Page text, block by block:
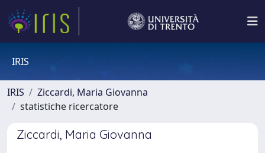
IRIS
IRIS
Ziccardi, Maria Giovanna
statistiche ricercatore
Ziccardi, Maria Giovanna